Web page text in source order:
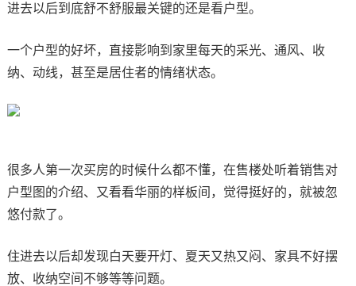
进去以后到底舒不舒服最关键的还是看户型。
一个户型的好坏，直接影响到家里每天的采光、通风、收
纳、动线，甚至是居住者的情绪状态。
很多人第一次买房的时候什么都不懂，在售楼处听着销售对
户型图的介绍、又看看华丽的样板间，觉得挺好的，就被忽
悠付款了。
住进去以后却发现白天要开灯、夏天又热又闷、家具不好摆
放、收纳空间不够等等问题。